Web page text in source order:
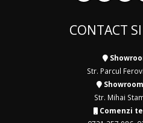
CONTACT
Str. Parcul
Str. Mihai
Comenzi